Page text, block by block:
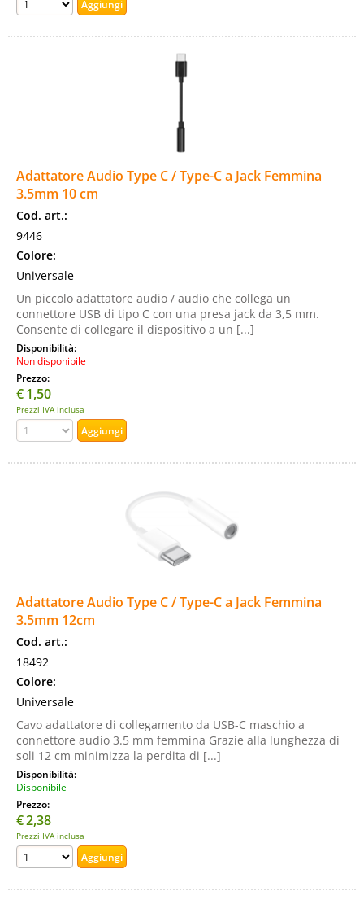
Adattatore Audio Type C / Type-C a Jack Femmina
3.5mm 10 cm
Cod. art.:
9446
Colore:
Universale
Un piccolo adattatore audio / audio che collega un
connettore USB di tipo C con una presa jack da 3,5 mm.
Consente di collegare il dispositivo a un [...]
Disponibilità:
Non disponibile
Prezzo:
€1,50
Prezzi IVA inclusa
Adattatore Audio Type C / Type-C a Jack Femmina
3.5mm 12cm
Cod. art.:
18492
Colore:
Universale
Cavo adattatore di collegamento da USB-C maschio a
connettore audio 3.5 mm femmina Grazie alla lunghezza di
soli 12 cm minimizza la perdita di [...]
Disponibilità:
Disponibile
Prezzo:
€2,38
Prezzi IVA inclusa